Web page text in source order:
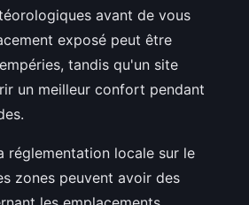
avant de vous
exposé peut être
tandis qu'un site
un meilleur confort pendant
réglementation locale sur le
zones peuvent avoir des